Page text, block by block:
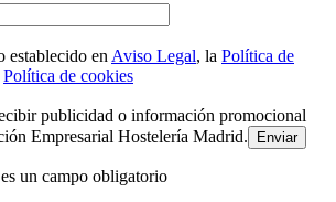
establecido en Aviso Legal, la Política de
Política de cookies
publicidad o información promocional
Empresarial Hostelería Madrid.
un campo obligatorio